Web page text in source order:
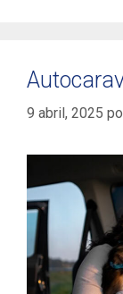
9 abril, 2025